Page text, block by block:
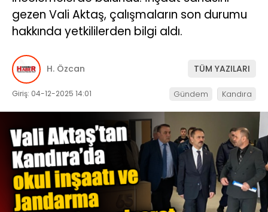
gezen Vali Aktaş, çalışmaların son durumu
hakkında yetkililerden bilgi aldı.
H. Özcan TÜM YAZILARI
Giriş: 04-12-2025 14:01 Gündem Kandıra